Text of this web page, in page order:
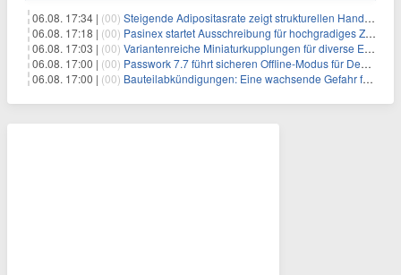
06.08. 17:34 | (00) Steigende Adipositasrate zeigt strukturellen Handlungsbedarf bei der Ernährung schulpflichtiger Kinder
06.08. 17:18 | (00) Pasinex startet Ausschreibung für hochgradiges Zinksulfidkonzentrat mit Germanium- und Silbergehalten und stellt ein Betriebsupdate bereit
06.08. 17:03 | (00) Variantenreiche Miniaturkupplungen für diverse Einsatzbereiche
06.08. 17:00 | (00) Passwork 7.7 führt sicheren Offline-Modus für Desktop- und Mobile-Apps ein
06.08. 17:00 | (00) Bauteilabkündigungen: Eine wachsende Gefahr für industrielle Elektroniksysteme